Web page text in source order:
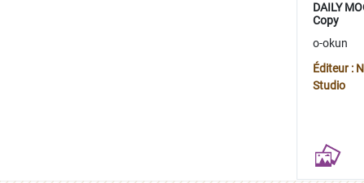
DAILY
Copy
o-okun
Éditeur :
Studio